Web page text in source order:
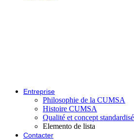
Entreprise
Philosophie de la CUMSA
Histoire CUMSA
Qualité et concept standardisé
Elemento de lista
Contacter